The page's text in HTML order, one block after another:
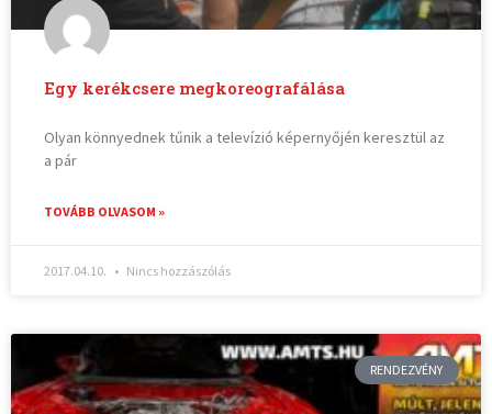
Egy kerékcsere megkoreografálása
Olyan könnyednek tűnik a televízió képernyőjén keresztül az
a pár
TOVÁBB OLVASOM »
2017.04.10. Nincs hozzászólás
RENDEZVÉNY